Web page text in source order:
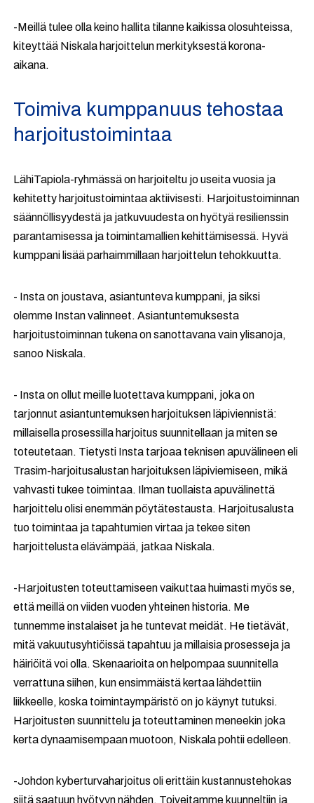
-Meillä tulee olla keino hallita tilanne kaikissa olosuhteissa,
kiteyttää Niskala harjoittelun merkityksestä korona-
aikana.
Toimiva kumppanuus tehostaa
harjoitustoimintaa
LähiTapiola-ryhmässä on harjoiteltu jo useita vuosia ja
kehitetty harjoitustoimintaa aktiivisesti. Harjoitustoiminnan
säännöllisyydestä ja jatkuvuudesta on hyötyä resilienssin
parantamisessa ja toimintamallien kehittämisessä. Hyvä
kumppani lisää parhaimmillaan harjoittelun tehokkuutta.
- Insta on joustava, asiantunteva kumppani, ja siksi
olemme Instan valinneet. Asiantuntemuksesta
harjoitustoiminnan tukena on sanottavana vain ylisanoja,
sanoo Niskala.
- Insta on ollut meille luotettava kumppani, joka on
tarjonnut asiantuntemuksen harjoituksen läpiviennistä:
millaisella prosessilla harjoitus suunnitellaan ja miten se
toteutetaan. Tietysti Insta tarjoaa teknisen apuvälineen eli
Trasim-harjoitusalustan harjoituksen läpiviemiseen, mikä
vahvasti tukee toimintaa. Ilman tuollaista apuvälinettä
harjoittelu olisi enemmän pöytätestausta. Harjoitusalusta
tuo toimintaa ja tapahtumien virtaa ja tekee siten
harjoittelusta elävämpää, jatkaa Niskala.
-Harjoitusten toteuttamiseen vaikuttaa huimasti myös se,
että meillä on viiden vuoden yhteinen historia. Me
tunnemme instalaiset ja he tuntevat meidät. He tietävät,
mitä vakuutusyhtiöissä tapahtuu ja millaisia prosesseja ja
häiriöitä voi olla. Skenaarioita on helpompaa suunnitella
verrattuna siihen, kun ensimmäistä kertaa lähdettiin
liikkeelle, koska toimintaympäristö on jo käynyt tutuksi.
Harjoitusten suunnittelu ja toteuttaminen meneekin joka
kerta dynaamisempaan muotoon, Niskala pohtii edelleen.
-Johdon kyberturvaharjoitus oli erittäin kustannustehokas
siitä saatuun hyötyyn nähden. Toiveitamme kuunneltiin ja